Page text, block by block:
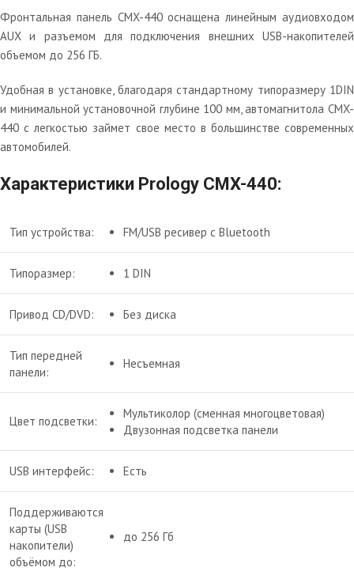
Фронтальная панель CMX-440 оснащена линейным аудиовходом
AUX и разъемом для подключения внешних USB-накопителей
объемом до 256 ГБ.
Удобная в установке, благодаря стандартному типоразмеру 1DIN
и минимальной установочной глубине 100 мм, автомагнитола CMX-
440 с легкостью займет свое место в большинстве современных
автомобилей.
Характеристики Prology CMX-440:
Тип устройства: FM/USB ресивер с Bluetooth
Типоразмер: 1 DIN
Привод CD/DVD: Без диска
Тип передней
панели:
Несъемная
Цвет подсветки:
Мультиколор (сменная многоцветовая)
Двузонная подсветка панели
USB интерфейс: Есть
Поддерживаются
карты (USB
накопители)
объёмом до:
до 256 Гб